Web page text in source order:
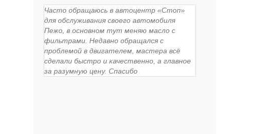
Часто обращаюсь в автоцентр «Стоп»
для обслуживания своего автомобиля
Пежо, в основном тут меняю масло с
фильтрами. Недавно обращался с
проблемой в двигателем, мастера всё
сделали быстро и качественно, а главное
за разумную цену. Спасибо